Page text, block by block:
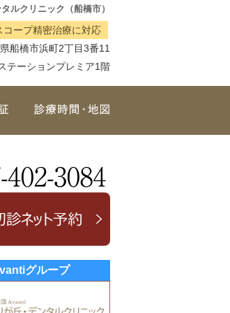
ルクリニック（船橋市）
コープ精密治療に対応
船橋市浜町2丁目3番11
テーションプレミア1階
治療費・保証
グループ